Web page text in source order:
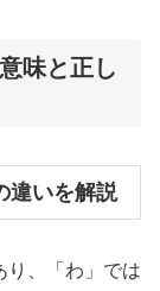
味と正し
違いを解説
り、「わ」では